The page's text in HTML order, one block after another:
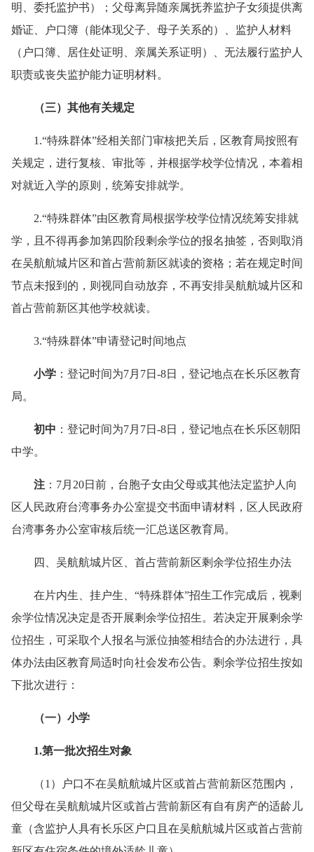
明、委托监护书）；父母离异随亲属抚养监护子女须提供离
婚证、户口簿（能体现父子、母子关系的）、监护人材料
（户口簿、居住处证明、亲属关系证明）、无法履行监护人
职责或丧失监护能力证明材料。
（三）其他有关规定
1.“特殊群体”经相关部门审核把关后，区教育局按照有
关规定，进行复核、审批等，并根据学校学位情况，本着相
对就近入学的原则，统筹安排就学。
2.“特殊群体”由区教育局根据学校学位情况统筹安排就
学，且不得再参加第四阶段剩余学位的报名抽签，否则取消
在吴航航城片区和首占营前新区就读的资格；若在规定时间
节点未报到的，则视同自动放弃，不再安排吴航航城片区和
首占营前新区其他学校就读。
3.“特殊群体”申请登记时间地点
小学 ：登记时间为7月7日-8日，登记地点在长乐区教育
局。
初中 ：登记时间为7月7日-8日，登记地点在长乐区朝阳
中学。
注 ：7月20日前，台胞子女由父母或其他法定监护人向
区人民政府台湾事务办公室提交书面申请材料，区人民政府
台湾事务办公室审核后统一汇总送区教育局。
四、吴航航城片区、首占营前新区剩余学位招生办法
在片内生、挂户生、“特殊群体”招生工作完成后，视剩
余学位情况决定是否开展剩余学位招生。若决定开展剩余学
位招生，可采取个人报名与派位抽签相结合的办法进行，具
体办法由区教育局适时向社会发布公告。剩余学位招生按如
下批次进行：
（一）小学
1.第一批次招生对象
（1）户口不在吴航航城片区或首占营前新区范围内，
但父母在吴航航城片区或首占营前新区有自有房产的适龄儿
童（含监护人具有长乐区户口且在吴航航城片区或首占营前